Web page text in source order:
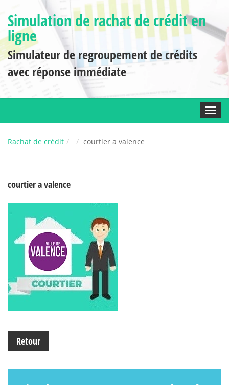
Simulation de rachat de crédit en
ligne
Simulateur de regroupement de crédits
avec réponse immédiate
Rachat de crédit courtier a valence
courtier a valence
Retour